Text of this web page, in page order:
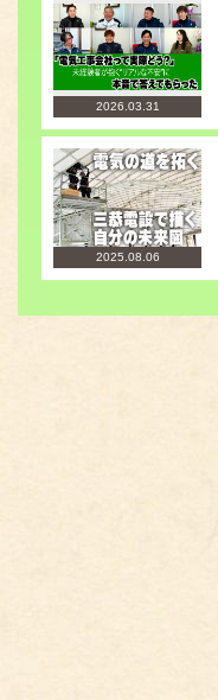
2026.03.31
2025.08.06